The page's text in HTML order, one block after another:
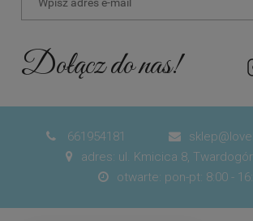
Dołącz do nas!
 661954181 
 adres: ul. Kmicica 8,
 otwarte: pon-pt: 8:00 -